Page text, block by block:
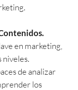
en marketing,
niveles.
de analizar
los